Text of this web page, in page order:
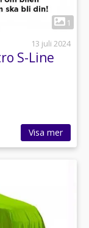
1
13 juli 2024
S-Line
Visa mer